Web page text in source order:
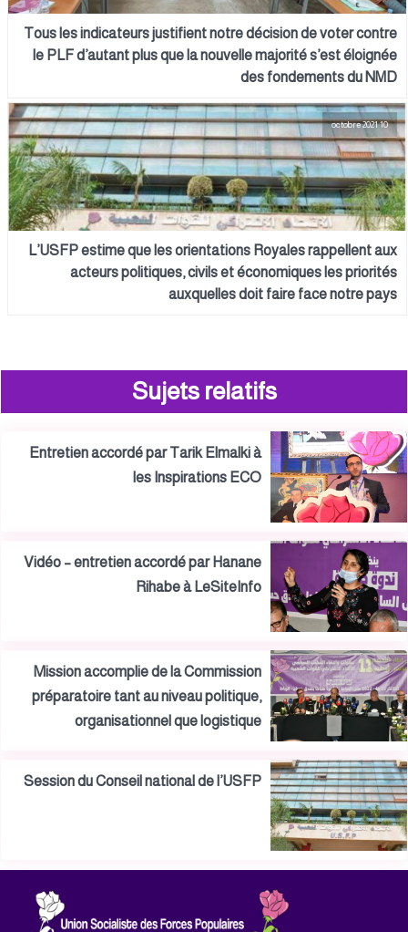
Tous les indicateurs justifient notre décision de voter contre
le PLF d’autant plus que la nouvelle majorité s’est éloignée
des fondements du NMD
10 octobre 2021
L’USFP estime que les orientations Royales rappellent aux
acteurs politiques, civils et économiques les priorités
auxquelles doit faire face notre pays
Sujets relatifs
Entretien accordé par Tarik Elmalki à
les Inspirations ECO
Vidéo – entretien accordé par Hanane
Rihabe à LeSiteInfo
Mission accomplie de la Commission
préparatoire tant au niveau politique,
organisationnel que logistique
Session du Conseil national de l’USFP